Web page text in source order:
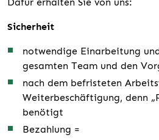
Sicherheit
notwendige Einarbeitung
gesamten Team und den
nach dem befristeten
Weiterbeschäftigung, denn
benötigt
Bezahlung =